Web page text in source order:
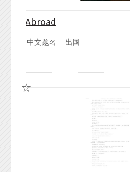
Abroad
中文题名 出国